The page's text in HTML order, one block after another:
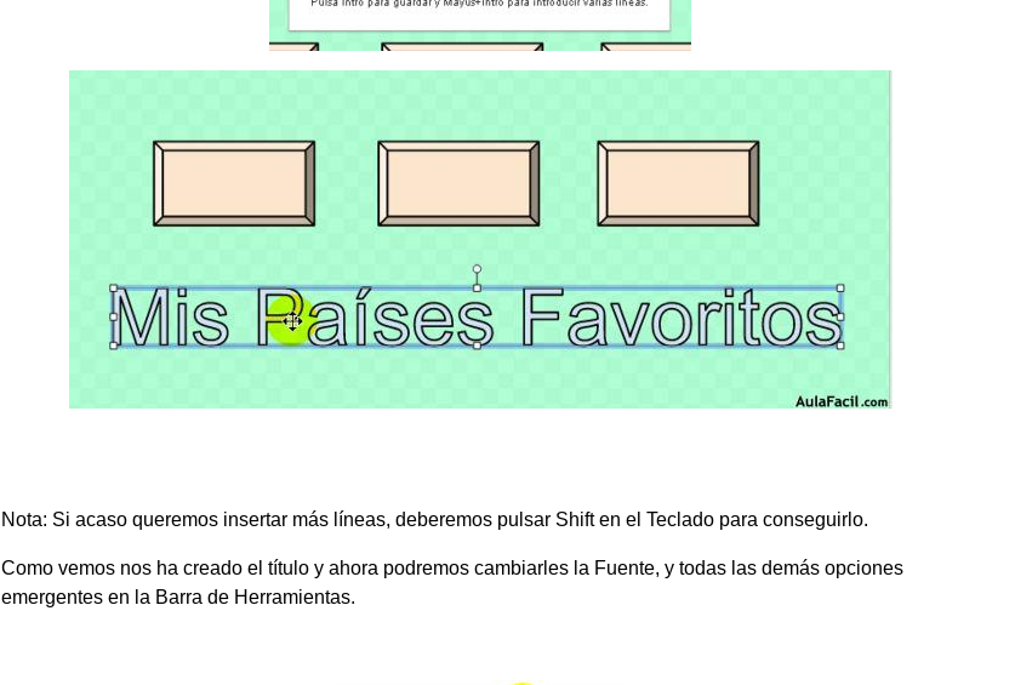
Nota: Si acaso queremos insertar más líneas, deberemos pulsar Shift en el Teclado para conseguirlo.
Como vemos nos ha creado el título y ahora podremos cambiarles la Fuente, y todas las demás opciones
emergentes en la Barra de Herramientas.